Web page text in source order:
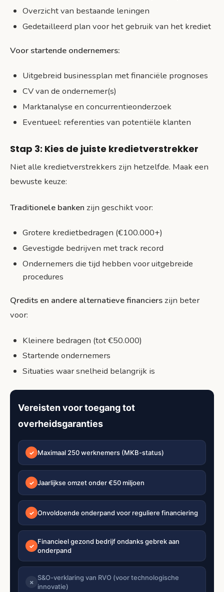
Overzicht van bestaande leningen
Gedetailleerd plan voor het gebruik van het krediet
Voor startende ondernemers:
Uitgebreid businessplan met financiële prognoses
CV van de ondernemer(s)
Marktanalyse en concurrentieonderzoek
Eventueel: referenties van potentiële klanten
Stap 3: Kies de juiste kredietverstrekker
Niet alle kredietverstrekkers zijn hetzelfde. Maak een
bewuste keuze:
Traditionele banken zijn geschikt voor:
Grotere kredietbedragen (€100.000+)
Gevestigde bedrijven met track record
Ondernemers die tijd hebben voor uitgebreide
procedures
Qredits en andere alternatieve financiers zijn beter
voor:
Kleinere bedragen (tot €50.000)
Startende ondernemers
Situaties waar snelheid belangrijk is
Vereisten voor toegang tot
overheidsgaranties
✓ Maximaal 250 werknemers (MKB-status)
✓ Jaarlijkse omzet onder €50 miljoen
✓ Onvoldoende onderpand voor reguliere financiering
✓
Financieel gezond bedrijf ondanks gebrek aan
onderpand
✗
S&O-verklaring van RVO (voor technologische
innovatie)